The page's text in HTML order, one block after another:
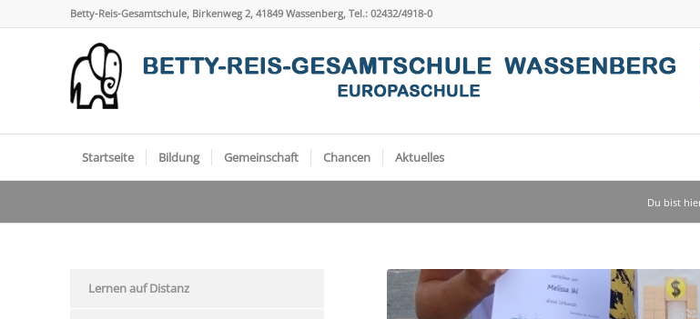
Betty-Reis-Gesamtschule, Birkenweg 2, 41849 Wassenberg, Tel.: 02432/4918-0
Startseite Bildung Gemeinschaft Chancen Aktuelles
Du bist
Lernen auf Distanz